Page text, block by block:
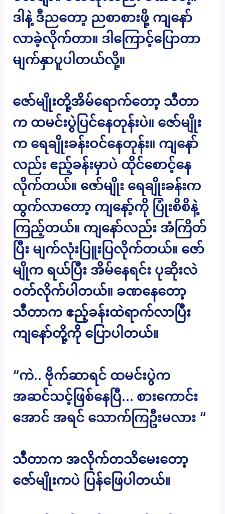
ဒါနဲ့ ဒီညတော့ ညစာစားဖို့ ကျနော်
လာခဲ့လိုက်တာ။ ဒါကြောင့်ပြောတာ
မျက်နှာပူပါတယ်လို့။
ဇော်မျိုးတို့အိမ်ရောက်တော့ သီတာ
က ထမင်းပွဲပြင်နေတုန်းပဲ။ ဇော်မျိုး
က ရေချိုးခန်းဝင်နေတုန်း။ ကျနော်
လည်း ဧည့်ခန်းမှာပဲ ထိုင်စောင့်နေ
လိုက်တယ်။ ဇော်မျိုး ရေချိုးခန်းက
ထွက်လာတော့ ကျနော့်ကို ပြုံးစိစိနဲ့
ကြည့်တယ်။ ကျနော်လည်း အံကြိတ်
ပြီး မျက်လုံးပြူးပြလိုက်တယ်။ ဇော်
မျိုက ရယ်ပြီး အိမ်နေရင်း ပုဆိုးလဲ
ဝတ်လိုက်ပါတယ်။ ခဏနေတော့
သီတာက ဧည့်ခန်းထဲရာက်လာပြီး
ကျနော်တို့ကို ပြောပါတယ်။
“ကဲ.. ဗိုက်ဆာရင် ထမင်းပွဲက
အဆင်သင့်ဖြစ်နေပြီ… စားကောင်း
အောင် အရင် သောက်ကြဦးမလား “
သီတာက အလိုက်တသိမေးတော့
ဇော်မျိုးကပဲ ပြန်ဖြေပါတယ်။